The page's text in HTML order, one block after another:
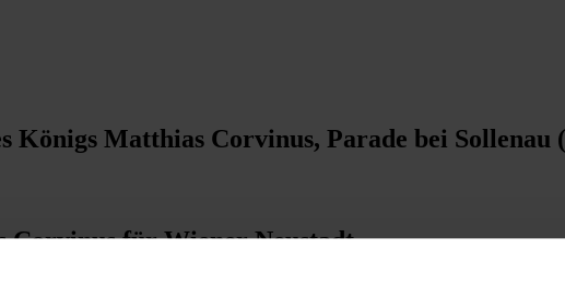
Matthias Corvinus, Parade bei Sollenau
Corvinus für Wiener Neustadt